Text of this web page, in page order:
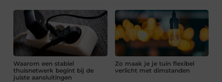
Waarom een stabiel
thuisnetwerk begint bij de
juiste aansluitingen
Zo maak je je tuin flexibel
verlicht met dimstanden